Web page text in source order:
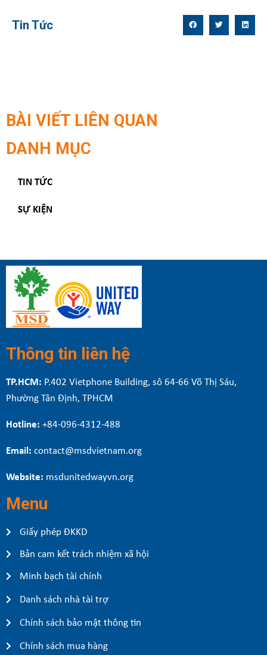
Tin Tức
BÀI VIẾT LIÊN QUAN
DANH MỤC
TIN TỨC
SỰ KIỆN
Thông tin liên hệ
TP.HCM: P.402 Vietphone Building, sô 64-66 Võ Thị Sáu,
Phường Tân Định, TPHCM
Hotline: +84-096-4312-488
Email: contact@msdvietnam.org
Website: msdunitedwayvn.org
Menu
Giấy phép ĐKKD
Bản cam kết trách nhiệm xã hội
Minh bạch tài chính
Danh sách nhà tài trợ
Chính sách bảo mật thông tin
Chính sách mua hàng